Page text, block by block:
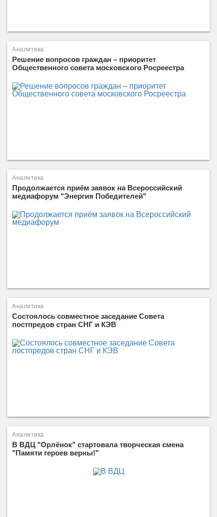
Аналитика
Решение вопросов граждан – приоритет
Общественного совета московского Росреестра
Аналитика
Продолжается приём заявок на Всероссийский
медиафорум "Энергия Победителей"
Аналитика
Состоялось совместное заседание Совета
постпредов стран СНГ и КЭВ
Аналитика
В ВДЦ "Орлёнок" стартовала творческая смена
"Памяти героев верны!"